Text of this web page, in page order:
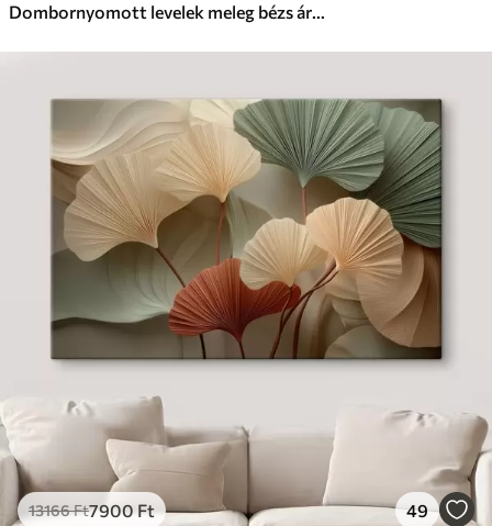
Dombornyomott levelek meleg bézs árnyalatokban
13166Ft7900Ft 49